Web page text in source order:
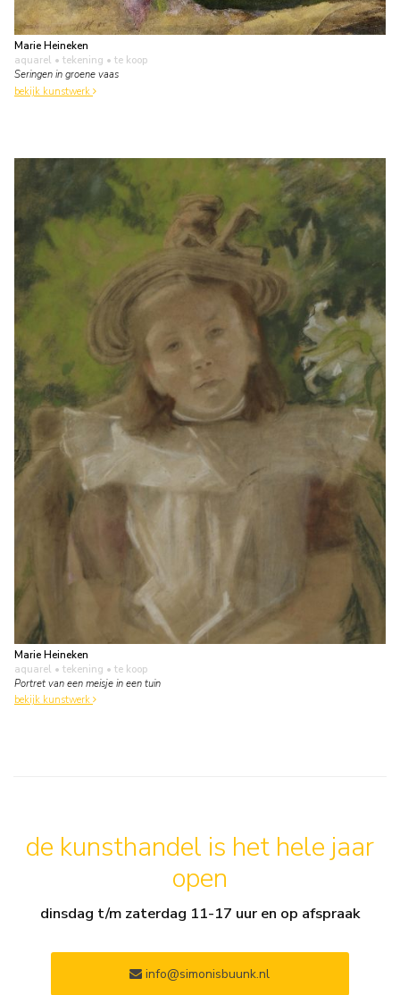
Marie Heineken
aquarel • tekening • te koop
Seringen in groene vaas
bekijk kunstwerk
Marie Heineken
aquarel • tekening • te koop
Portret van een meisje in een tuin
bekijk kunstwerk
de kunsthandel is het hele jaar
open
dinsdag t/m zaterdag 11-17 uur en op afspraak
info@simonisbuunk.nl